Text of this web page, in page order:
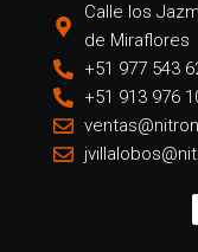
Calle los
de Miraflores
+51 977 543
+51 913 976